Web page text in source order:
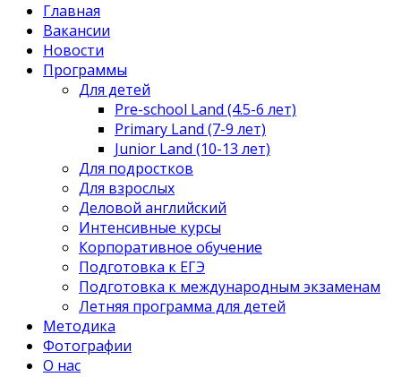
Главная
Вакансии
Новости
Программы
Для детей
Pre-school Land (4.5-6 лет)
Primary Land (7-9 лет)
Junior Land (10-13 лет)
Для подростков
Для взрослых
Деловой английский
Интенсивные курсы
Корпоративное обучение
Подготовка к ЕГЭ
Подготовка к международным экзаменам
Летняя программа для детей
Методика
Фотографии
О нас